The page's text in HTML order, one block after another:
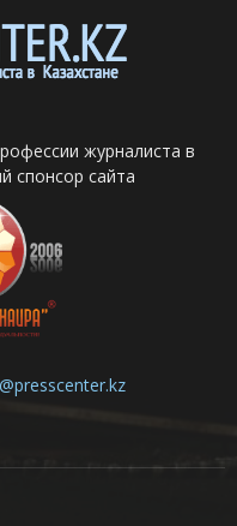
журналиста в
спонсор сайта